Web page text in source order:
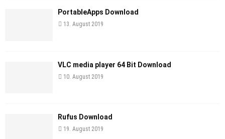
PortableApps Download
13. August 2019
VLC media player 64 Bit Download
10. August 2019
Rufus Download
19. August 2019